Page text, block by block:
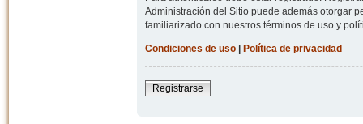
Administración del Sitio puede además otorgar
familiarizado con nuestros términos de uso y
Condiciones de uso| Política de privacidad
Registrarse